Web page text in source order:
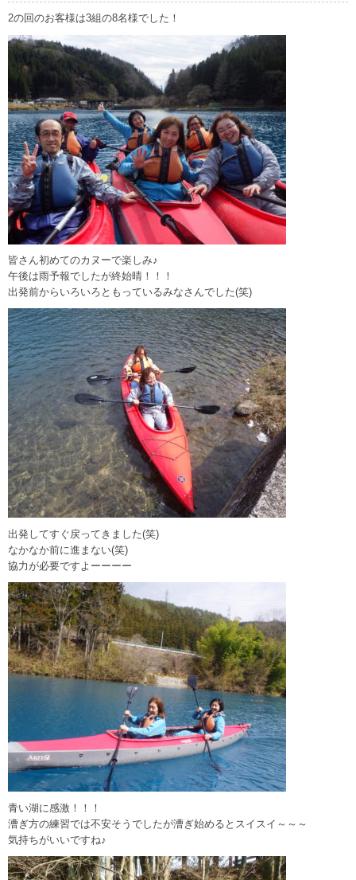
2の回のお客様は3組の8名様でした！
皆さん初めてのカヌーで楽しみ♪
午後は雨予報でしたが終始晴！！！
出発前からいろいろともっているみなさんでした(笑)
出発してすぐ戻ってきました(笑)
なかなか前に進まない(笑)
協力が必要ですよーーーー
青い湖に感激！！！
漕ぎ方の練習では不安そうでしたが漕ぎ始めるとスイスイ～～～
気持ちがいいですね♪